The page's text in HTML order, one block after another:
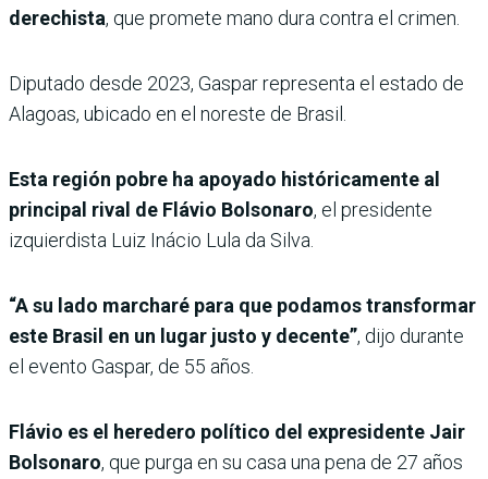
derechista, que promete mano dura contra el crimen.
Diputado desde 2023, Gaspar representa el estado de
Alagoas, ubicado en el noreste de Brasil.
Esta región pobre ha apoyado históricamente al
principal rival de Flávio Bolsonaro, el presidente
izquierdista Luiz Inácio Lula da Silva.
“A su lado marcharé para que podamos transformar
este Brasil en un lugar justo y decente”, dijo durante
el evento Gaspar, de 55 años.
Flávio es el heredero político del expresidente Jair
Bolsonaro, que purga en su casa una pena de 27 años